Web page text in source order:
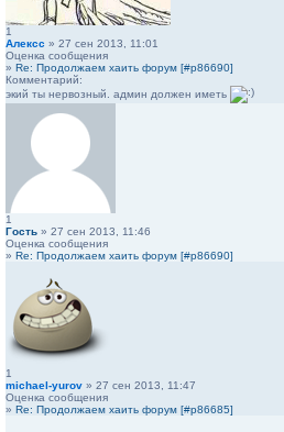
1
Алексс » 27 сен 2013, 11:01
Оценка сообщения
» Re: Продолжаем хаить форум [#p86690]
Комментарий:
экий ты нервозный. админ должен иметь
1
Гость » 27 сен 2013, 11:46
Оценка сообщения
» Re: Продолжаем хаить форум [#p86690]
1
michael-yurov » 27 сен 2013, 11:47
Оценка сообщения
» Re: Продолжаем хаить форум [#p86685]